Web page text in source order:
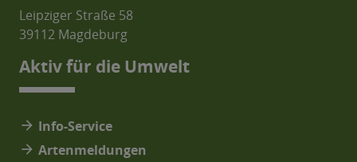
Leipziger Straße 58
39112 Magdeburg
Aktiv für die Umwelt
arrow_forward Info-Service
arrow_forward Artenmeldungen